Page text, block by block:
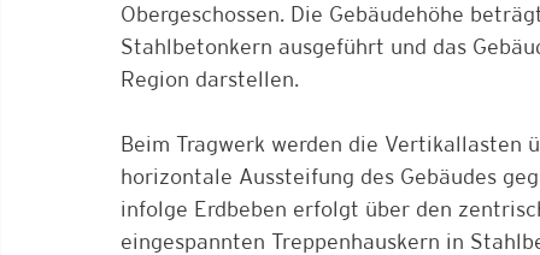
Obergeschossen. Die Gebäudehöhe
Stahlbetonkern ausgeführt und das
Region darstellen.
Beim Tragwerk werden die Vertikallasten
horizontale Aussteifung des Gebäudes
infolge Erdbeben erfolgt über den
eingespannten Treppenhauskern in